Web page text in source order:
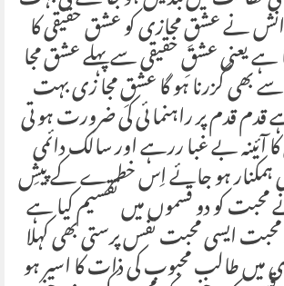
نے عشقِ مجازی کو عشق حقیقی کا
ہے یعنی عشقِ حقیقی سے پہلے عشق مجا
بھی گزرنا ہو گا عشقِ مجا زی بہت
قدم پر راہنما ئی کی ضرورت ہو تی
آئینہ بے غبا ررہے اور سالک دائمی
ہمکنار ہو جائے اِس خطرے کے پیشِ
کو دو قسموں میں تقسیم کیا ہے
ایسی محبت نفس پرستی بھی کہلا
طالب محبوب کی ذات کا اسیر ہو